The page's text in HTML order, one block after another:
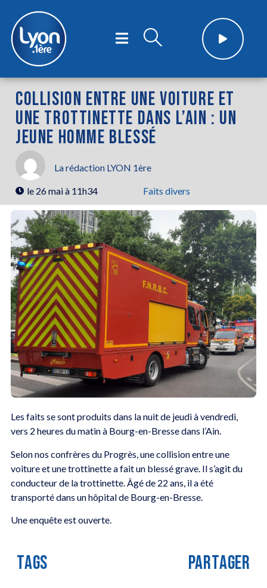
COLLISION ENTRE UNE VOITURE ET
UNE TROTTINETTE DANS L’AIN : UN
JEUNE HOMME BLESSÉ
La rédaction LYON 1ère
le 26 mai à 11h34 Faits divers
Les faits se sont produits dans la nuit de jeudi à vendredi,
vers 2 heures du matin à Bourg-en-Bresse dans l’Ain.
Selon nos confrères du Progrès, une collision entre une
voiture et une trottinette a fait un blessé grave. Il s’agit du
conducteur de la trottinette. Âgé de 22 ans, il a été
transporté dans un hôpital de Bourg-en-Bresse.
Une enquête est ouverte.
TAGS PARTAGER